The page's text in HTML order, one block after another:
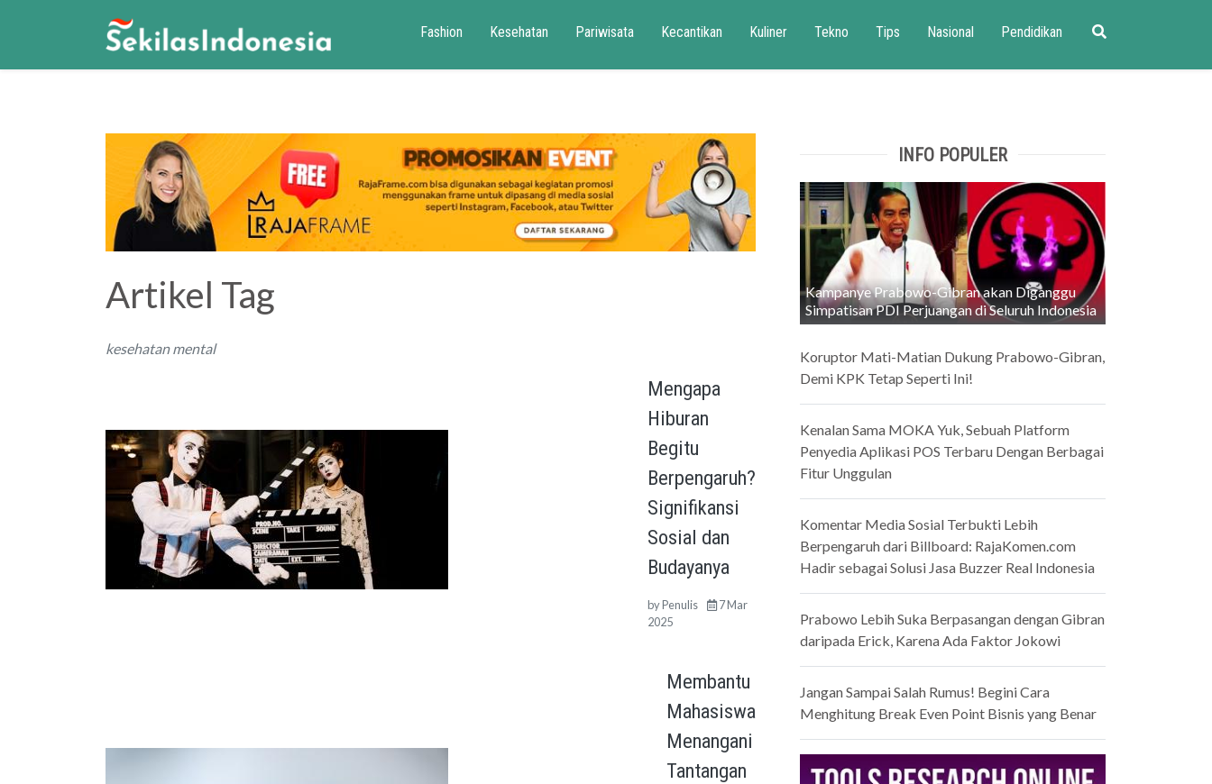
Fashion Kesehatan Pariwisata Kecantikan Kuliner Tekno Tips Nasional Pendidikan
Artikel Tag
kesehatan mental
Mengapa
Hiburan
Begitu
Berpengaruh?
Signifikansi
Sosial dan
Budayanya
byPenulis
7 Mar
2025
Membantu
Mahasiswa
Menangani
Tantangan
INFO POPULER
Kampanye Prabowo-Gibran akan Diganggu
Simpatisan PDI Perjuangan di Seluruh Indonesia
Koruptor Mati-Matian Dukung Prabowo-Gibran,
Demi KPK Tetap Seperti Ini!
Kenalan Sama MOKA Yuk, Sebuah Platform
Penyedia Aplikasi POS Terbaru Dengan Berbagai
Fitur Unggulan
Komentar Media Sosial Terbukti Lebih
Berpengaruh dari Billboard: RajaKomen.com
Hadir sebagai Solusi Jasa Buzzer Real Indonesia
Prabowo Lebih Suka Berpasangan dengan Gibran
daripada Erick, Karena Ada Faktor Jokowi
Jangan Sampai Salah Rumus! Begini Cara
Menghitung Break Even Point Bisnis yang Benar